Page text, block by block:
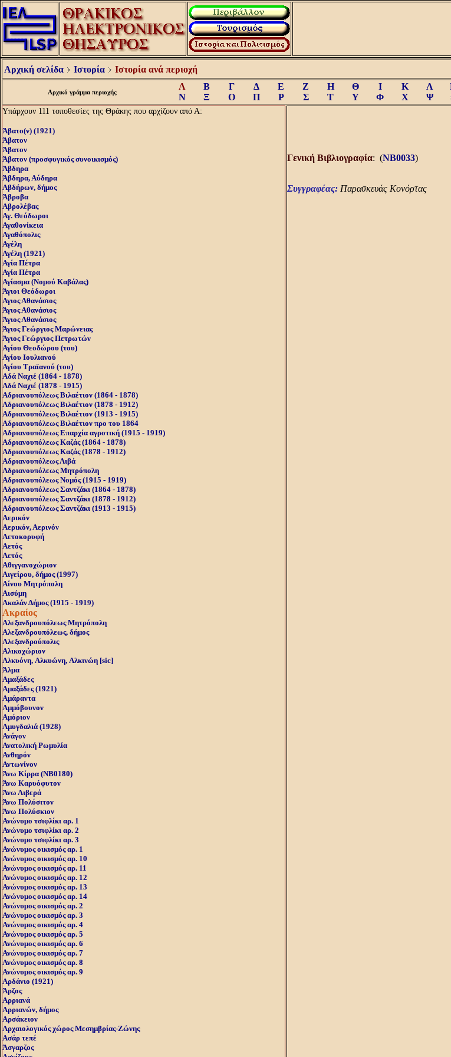
Αρχική σελίδα
Ιστορία Ιστορία ανά περιοχή
Αρχικό γράμμα περιοχής
Α Β Γ Δ Ε Ζ Η Θ Ι Κ Λ
Ν
Ξ Ο Π Ρ Σ Τ Υ Φ Χ Ψ
Υπάρχουν 111 τοποθεσίες της Θράκης που αρχίζουν από Α:
Άβατο(ν) (1921)
Άβατον
Άβατον
Άβατον (προσφυγικός συνοικισμός)
Άβδηρα
Άβδηρα, Αύδηρα
Αβδήρων, δήμος
Άβροβα
Αβρολέβας
Αγ. Θεόδωροι
Αγαθονίκεια
Αγαθόπολις
Αγέλη
Αγέλη (1921)
Αγία Πέτρα
Αγία Πέτρα
Αγίασμα (Nομού Kαβάλας)
Άγιοι Θεόδωροι
Αγιος Αθανάσιος
Άγιος Αθανάσιος
Άγιος Αθανάσιος
Άγιος Γεώργιος Μαρώνειας
Άγιος Γεώργιος Πετρωτών
Αγίου Θεοδώρου (του)
Αγίου Ιουλιανού
Αγίου Τραϊανού (του)
Αδά Ναχιέ (1864 - 1878)
Αδά Ναχιέ (1878 - 1915)
Αδριανουπόλεως Βιλαέτιον (1864 - 1878)
Αδριανουπόλεως Βιλαέτιον (1878 - 1912)
Αδριανουπόλεως Βιλαέτιον (1913 - 1915)
Αδριανουπόλεως Βιλαέτιον προ του 1864
Αδριανουπόλεως Επαρχία αγροτική (1915 - 1919)
Αδριανουπόλεως Καζάς (1864 - 1878)
Αδριανουπόλεως Καζάς (1878 - 1912)
Αδριανουπόλεως Λιβά
Αδριανουπόλεως Μητρόπολη
Αδριανουπόλεως Νομός (1915 - 1919)
Αδριανουπόλεως Σαντζάκι (1864 - 1878)
Αδριανουπόλεως Σαντζάκι (1878 - 1912)
Αδριανουπόλεως Σαντζάκι (1913 - 1915)
Αερικόν
Αερικόν, Αερινόν
Αετοκορυφή
Αετός
Αετός
Αθιγγανοχώριον
Αιγείρου, δήμος (1997)
Αίνου Μητρόπολη
Αισύμη
Ακαλάν Δήμος (1915 - 1919)
Ακραίος
Αλεξανδρουπόλεως Μητρόπολη
Αλεξανδρουπόλεως, δήμος
Αλεξανδρούπολις
Αλικοχώριον
Αλκυόνη, Aλκυώνη, Aλκινώη [sic]
Άλμα
Αμαξάδες
Αμαξάδες (1921)
Αμάραντα
Αμμόβουνον
Αμόριον
Αμυγδαλιά (1928)
Ανάγον
Ανατολική Ρωμυλία
Ανθηρόν
Αντωνίνον
Άνω Kίρρα (NB0180)
Άνω Καρυόφυτον
Άνω Λιβερά
Άνω Πολύσιτον
Άνω Πολύσκιον
Ανώνυμο τσιφλίκι αρ. 1
Ανώνυμο τσιφλίκι αρ. 2
Ανώνυμο τσιφλίκι αρ. 3
Ανώνυμος οικισμός αρ. 1
Ανώνυμος οικισμός αρ. 10
Ανώνυμος οικισμός αρ. 11
Ανώνυμος οικισμός αρ. 12
Ανώνυμος οικισμός αρ. 13
Ανώνυμος οικισμός αρ. 14
Ανώνυμος οικισμός αρ. 2
Ανώνυμος οικισμός αρ. 3
Ανώνυμος οικισμός αρ. 4
Ανώνυμος οικισμός αρ. 5
Ανώνυμος οικισμός αρ. 6
Ανώνυμος οικισμός αρ. 7
Ανώνυμος οικισμός αρ. 8
Ανώνυμος οικισμός αρ. 9
Αρδάνιο (1921)
Άρζος
Αρριανά
Αρριανών, δήμος
Αρσάκειον
Αρχαιολογικός χώρος Μεσημβρίας-Ζώνης
Ασάρ τεπέ
Άσγαρζος
Γενική Bιβλιογραφία: (NB0033)
Συγγραφέας: Παρασκευάς Κονόρτας